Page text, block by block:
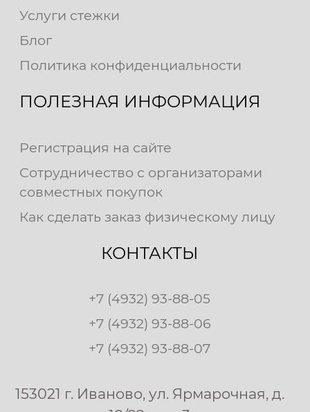
Услуги стежки
Блог
Политика конфиденциальности
ПОЛЕЗНАЯ ИНФОРМАЦИЯ
Регистрация на сайте
Сотрудничество с организаторами
совместных покупок
Как сделать заказ физическому лицу
КОНТАКТЫ
+7 (4932) 93-88-05
+7 (4932) 93-88-06
+7 (4932) 93-88-07
153021 г. Иваново, ул. Ярмарочная, д.